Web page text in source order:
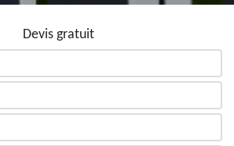
Devis gratuit